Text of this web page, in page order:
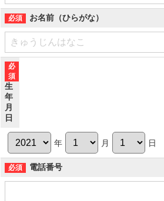
お名前（ひらがな）
生
年
月
日
年 月 日
電話番号